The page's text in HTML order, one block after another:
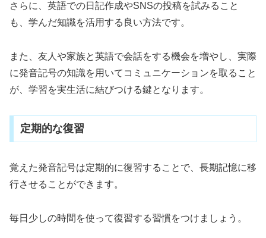
さらに、英語での日記作成やSNSの投稿を試みること
も、学んだ知識を活用する良い方法です。
また、友人や家族と英語で会話をする機会を増やし、実際
に発音記号の知識を用いてコミュニケーションを取ること
が、学習を実生活に結びつける鍵となります。
定期的な復習
覚えた発音記号は定期的に復習することで、長期記憶に移
行させることができます。
毎日少しの時間を使って復習する習慣をつけましょう。